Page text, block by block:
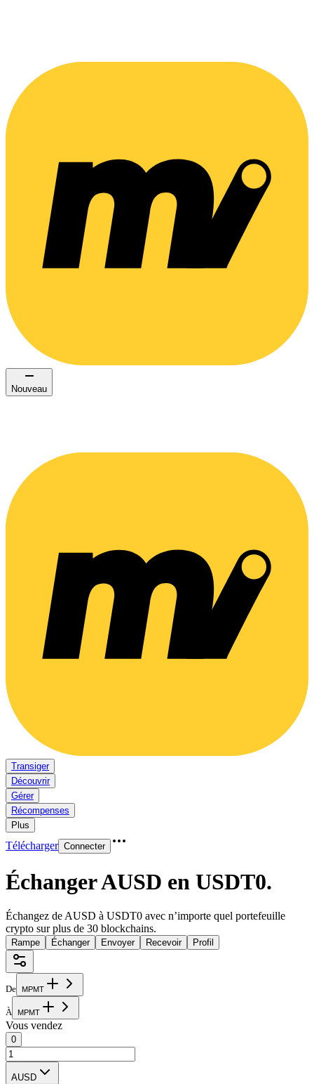
Nouveau
Transiger
Découvrir
Gérer
Récompenses
Plus
Télécharger Connecter
Échanger AUSD en USDT0.
Échangez de AUSD à USDT0 avec n’importe quel portefeuille
crypto sur plus de 30 blockchains.
Rampe Échanger Envoyer Recevoir Profil
De MPMT
À MPMT
Vous vendez
0
AUSD